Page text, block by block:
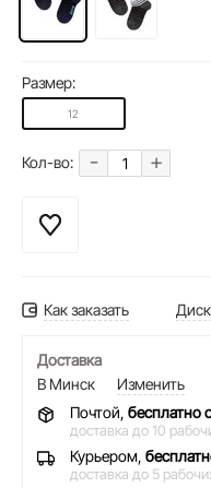
Размер:
12
Кол-во: - +
Как заказать
Доставка
В Минск
Изменить
Почтой, бесплатно
доставка до 10
Курьером,
доставка до 5